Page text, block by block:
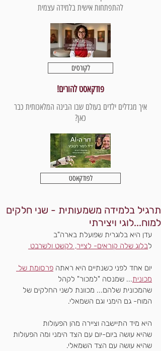
להתפתחות אישית בלמידה עצמית
לקורסים
פודקאסט להורים!
איך מגדלים ילדים בעולם שבו הבינה המלאכותית כבר
כאן?
לפודקאסט
תרגיל בלמידה משמעותית - שני חלקים
למוח...לוגי ויצירתי
עדן היא בלוגרית שפועלת בארה"ב
לבלוג שלה קוראים- לצייר, לקשט ולשרבט
יום אחד לפני כשנתיים היא ראתה פרסומת של
מכונית... שמנסה "למכור" לקהל
שהמכונית שלהם... מכוונת לשני החלקים של
המוח- גם הימני וגם השמאלי.
היא מיד התיישבה וציירה מהן הפעולות
שהיא עושה ביום-יום עם הצד הימני ומה הפעולות
שהיא עושה עם הצד השמאלי.